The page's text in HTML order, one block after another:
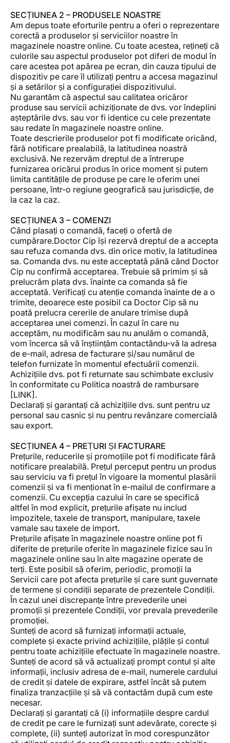
SECȚIUNEA 2 – PRODUSELE NOASTRE
Am depus toate eforturile pentru a oferi o reprezentare
corectă a produselor și serviciilor noastre în
magazinele noastre online. Cu toate acestea, rețineți că
culorile sau aspectul produselor pot diferi de modul în
care acestea pot apărea pe ecran, din cauza tipului de
dispozitiv pe care îl utilizați pentru a accesa magazinul
și a setărilor și a configurației dispozitivului.
Nu garantăm că aspectul sau calitatea oricăror
produse sau servicii achiziționate de dvs. vor îndeplini
așteptările dvs. sau vor fi identice cu cele prezentate
sau redate în magazinele noastre online.
Toate descrierile produselor pot fi modificate oricând,
fără notificare prealabilă, la latitudinea noastră
exclusivă. Ne rezervăm dreptul de a întrerupe
furnizarea oricărui produs în orice moment și putem
limita cantitățile de produse pe care le oferim unei
persoane, într-o regiune geografică sau jurisdicție, de
la caz la caz.
SECȚIUNEA 3 – COMENZI
Când plasați o comandă, faceți o ofertă de
cumpărare.Doctor Cip își rezervă dreptul de a accepta
sau refuza comanda dvs. din orice motiv, la latitudinea
sa. Comanda dvs. nu este acceptată până când Doctor
Cip nu confirmă acceptarea. Trebuie să primim și să
prelucrăm plata dvs. înainte ca comanda să fie
acceptată. Verificați cu atenție comanda înainte de a o
trimite, deoarece este posibil ca Doctor Cip să nu
poată prelucra cererile de anulare trimise după
acceptarea unei comenzi. În cazul în care nu
acceptăm, nu modificăm sau nu anulăm o comandă,
vom încerca să vă înștiințăm contactându-vă la adresa
de e-mail, adresa de facturare și/sau numărul de
telefon furnizate în momentul efectuării comenzii.
Achizițiile dvs. pot fi returnate sau schimbate exclusiv
în conformitate cu Politica noastră de rambursare
[LINK].
Declarați și garantați că achizițiile dvs. sunt pentru uz
personal sau casnic și nu pentru revânzare comercială
sau export.
SECȚIUNEA 4 – PREȚURI ȘI FACTURARE
Prețurile, reducerile și promoțiile pot fi modificate fără
notificare prealabilă. Prețul perceput pentru un produs
sau serviciu va fi prețul în vigoare la momentul plasării
comenzii și va fi menționat în e-mailul de confirmare a
comenzii. Cu excepția cazului în care se specifică
altfel în mod explicit, prețurile afișate nu includ
impozitele, taxele de transport, manipulare, taxele
vamale sau taxele de import.
Prețurile afișate în magazinele noastre online pot fi
diferite de prețurile oferite în magazinele fizice sau în
magazinele online sau în alte magazine operate de
terți. Este posibil să oferim, periodic, promoții la
Servicii care pot afecta prețurile și care sunt guvernate
de termene și condiții separate de prezentele Condiții.
În cazul unei discrepanțe între prevederile unei
promoții și prezentele Condiții, vor prevala prevederile
promoției.
Sunteți de acord să furnizați informații actuale,
complete și exacte privind achizițiile, plățile și contul
pentru toate achizițiile efectuate în magazinele noastre.
Sunteți de acord să vă actualizați prompt contul și alte
informații, inclusiv adresa de e-mail, numerele cardului
de credit și datele de expirare, astfel încât să putem
finaliza tranzacțiile și să vă contactăm după cum este
necesar.
Declarați și garantați că (i) informațiile despre cardul
de credit pe care le furnizați sunt adevărate, corecte și
complete, (ii) sunteți autorizat în mod corespunzător